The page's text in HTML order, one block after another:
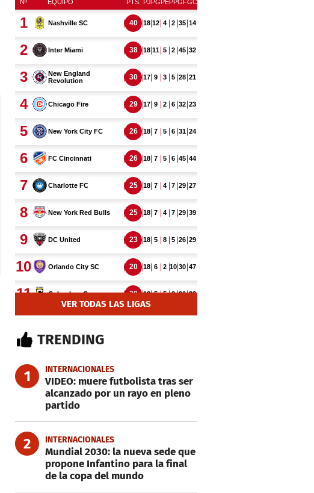
VER TODAS LAS LIGAS
TRENDING
1 INTERNACIONALES
VIDEO: muere futbolista tras ser
alcanzado por un rayo en pleno
partido
2 INTERNACIONALES
Mundial 2030: la nueva sede que
propone Infantino para la final
de la copa del mundo